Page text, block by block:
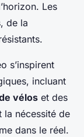
Les
de la
s’inspirent
incluant
vélos et des
la nécessité de
dans le réel.